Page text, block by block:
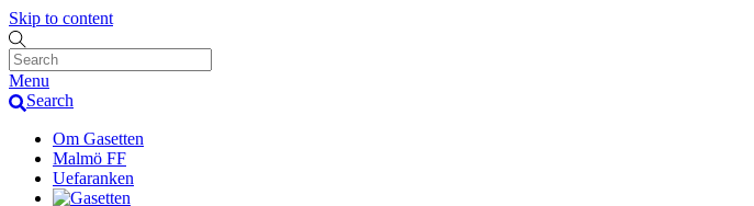
Skip to content
Menu
Search
Om Gasetten
Malmö FF
Uefaranken